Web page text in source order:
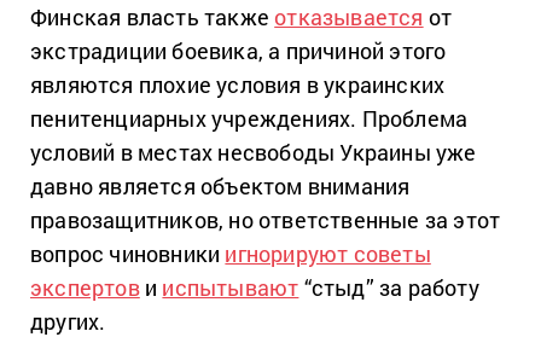
Финская власть также отказывается от
экстрадиции боевика, а причиной этого
являются плохие условия в украинских
пенитенциарных учреждениях. Проблема
условий в местах несвободы Украины уже
давно является объектом внимания
правозащитников, но ответственные за этот
вопрос чиновники игнорируют советы
экспертови испытывают “стыд” за работу
других.